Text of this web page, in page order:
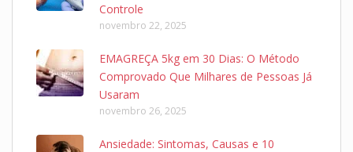
Controle
novembro 22, 2025
EMAGREÇA 5kg em 30 Dias: O Método
Comprovado Que Milhares de Pessoas Já
Usaram
novembro 26, 2025
Ansiedade: Sintomas, Causas e 10